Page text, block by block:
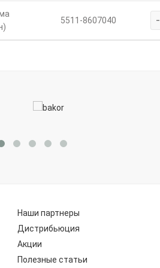
5511-8607040 -
Наши партнеры
Дистрибьюция
Акции
Полезные статьи